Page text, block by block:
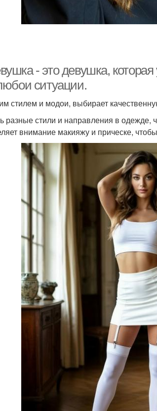
- это девушка,
ситуации.
стилем и модои, выбирает
разные стили и направления в одежде,
внимание макияжу и прическе,